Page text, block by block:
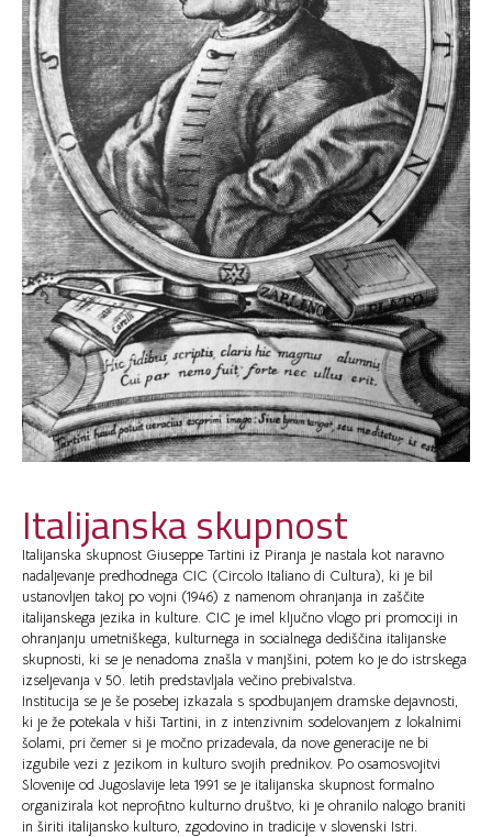
Italijanska skupnost
Italijanska skupnost Giuseppe Tartini iz Piranja je nastala kot naravno
nadaljevanje predhodnega CIC (Circolo Italiano di Cultura), ki je bil
ustanovljen takoj po vojni (1946) z namenom ohranjanja in zaščite
italijanskega jezika in kulture. CIC je imel ključno vlogo pri promociji in
ohranjanju umetniškega, kulturnega in socialnega dediščina italijanske
skupnosti, ki se je nenadoma znašla v manjšini, potem ko je do istrskega
izseljevanja v 50. letih predstavljala večino prebivalstva.
Institucija se je še posebej izkazala s spodbujanjem dramske dejavnosti,
ki je že potekala v hiši Tartini, in z intenzivnim sodelovanjem z lokalnimi
šolami, pri čemer si je močno prizadevala, da nove generacije ne bi
izgubile vezi z jezikom in kulturo svojih prednikov. Po osamosvojitvi
Slovenije od Jugoslavije leta 1991 se je italijanska skupnost formalno
organizirala kot neprofitno kulturno društvo, ki je ohranilo nalogo braniti
in širiti italijansko kulturo, zgodovino in tradicije v slovenski Istri.